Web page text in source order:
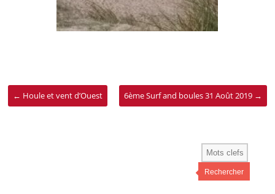
← Houle et vent d’Ouest 6ème Surf and boules 31 Août 2019 →
Rechercher